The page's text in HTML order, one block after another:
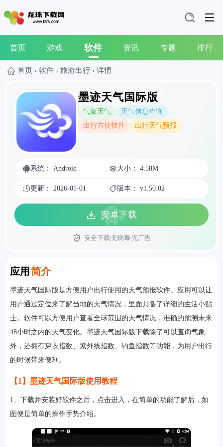
首页 游戏 软件 资讯 专题 排行
首页 › 软件 › 旅游出行 › 详情
墨迹天气国际版
气象天气
天气信息查询
出行方便软件
出行天气预报
系统： Android 大小： 4.58M
更新： 2026-01-01 版本： v1.50.02
安卓下载
安全下载无病毒无广告
应用 简介
Introduction
墨迹天气国际版是方便用户出行使用的天气预报软件。应用可以让
用户通过定位来了解当地的天气情况，里面具备了详细的生活小贴
士。软件可以方便用户查看全球范围的天气情况，准确的预测未来
48小时之内的天气变化。墨迹天气国际版下载除了可以查询气象
外，还拥有穿衣指数、紫外线指数、钓鱼指数等功能，为用户出行
的时候带来便利。
【1】墨迹天气国际版使用教程
1、下载并安装好软件之后，点击进入，在简单的功能了解后，如
图便是简单的操作手势介绍。